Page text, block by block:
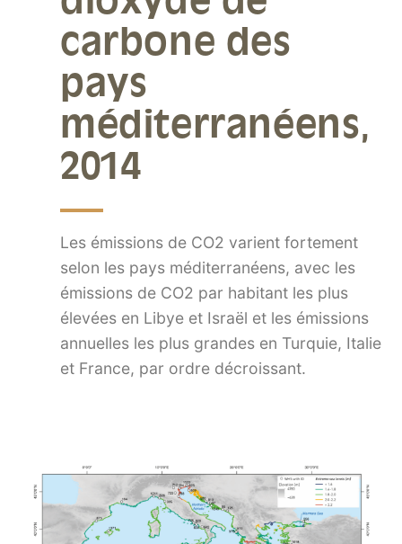
carbone des
pays
méditerranéens,
2014
Les émissions de CO2 varient fortement
selon les pays méditerranéens, avec les
émissions de CO2 par habitant les plus
élevées en Libye et Israël et les émissions
annuelles les plus grandes en Turquie, Italie
et France, par ordre décroissant.